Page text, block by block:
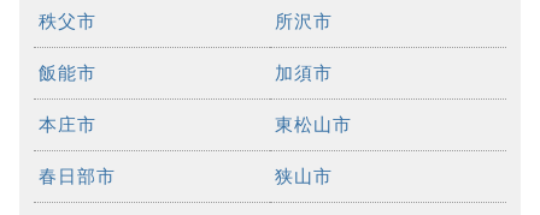
秩父市 所沢市
飯能市 加須市
本庄市 東松山市
春日部市 狭山市